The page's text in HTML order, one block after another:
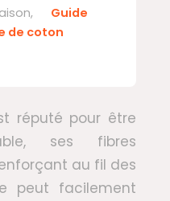
Guide
de coton
réputé pour être
ses fibres
au fil des
peut facilement